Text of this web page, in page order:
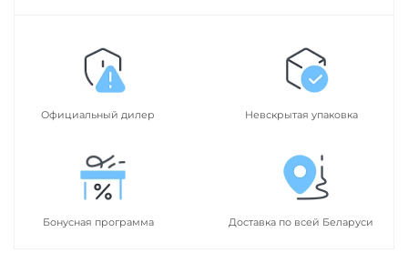
Официальный дилер Невскрытая упаковка
Бонусная программа Доставка по всей Беларуси